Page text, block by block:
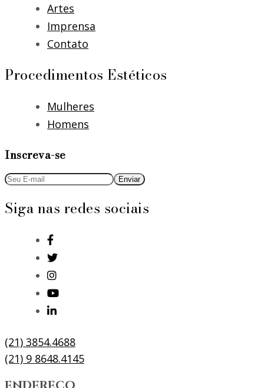
Artes
Imprensa
Contato
Procedimentos Estéticos
Mulheres
Homens
Inscreva-se
Siga nas redes sociais
(21) 3854.4688
(21) 9 8648.4145